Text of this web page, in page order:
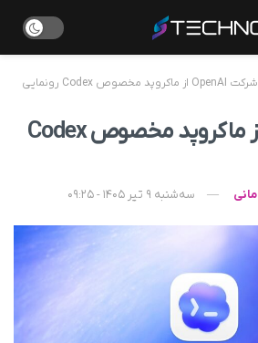
شرکت OpenAI از ماکروپد مخصوص Codex رونمایی
شرکت OpenAI از ماکروپد مخصوص Codex
مانی سه‌شنبه 9 تیر 1405 - 09:25